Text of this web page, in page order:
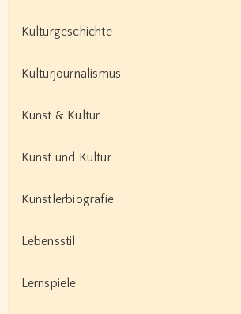
Kulturgeschichte
Kulturjournalismus
Kunst & Kultur
Kunst und Kultur
Künstlerbiografie
Lebensstil
Lernspiele